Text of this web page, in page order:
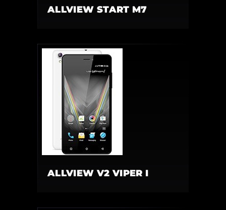
ALLVIEW START M7
ALLVIEW V2 VIPER I